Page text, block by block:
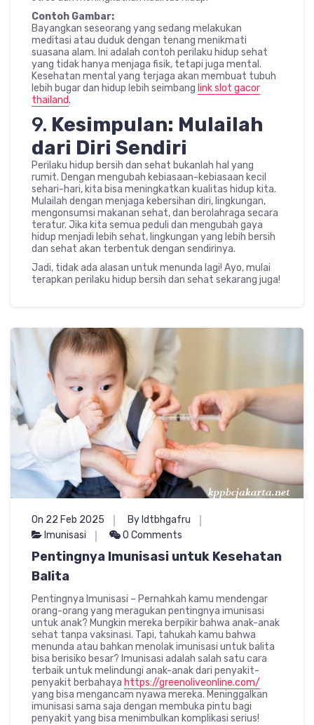
Contoh Gambar:
Bayangkan seseorang yang sedang melakukan
meditasi atau duduk dengan tenang menikmati
suasana alam. Ini adalah contoh perilaku hidup sehat
yang tidak hanya menjaga fisik, tetapi juga mental.
Kesehatan mental yang terjaga akan membuat tubuh
lebih bugar dan hidup lebih seimbang link slot gacor
thailand.
9. Kesimpulan: Mulailah
dari Diri Sendiri
Perilaku hidup bersih dan sehat bukanlah hal yang
rumit. Dengan mengubah kebiasaan-kebiasaan kecil
sehari-hari, kita bisa meningkatkan kualitas hidup kita.
Mulailah dengan menjaga kebersihan diri, lingkungan,
mengonsumsi makanan sehat, dan berolahraga secara
teratur. Jika kita semua peduli dan mengubah gaya
hidup menjadi lebih sehat, lingkungan yang lebih bersih
dan sehat akan terbentuk dengan sendirinya.
Jadi, tidak ada alasan untuk menunda lagi! Ayo, mulai
terapkan perilaku hidup bersih dan sehat sekarang juga!
On 22 Feb 2025
By ldtbhgafru
Imunisasi
0 Comments
Pentingnya Imunisasi untuk Kesehatan
Balita
Pentingnya Imunisasi – Pernahkah kamu mendengar
orang-orang yang meragukan pentingnya imunisasi
untuk anak? Mungkin mereka berpikir bahwa anak-anak
sehat tanpa vaksinasi. Tapi, tahukah kamu bahwa
menunda atau bahkan menolak imunisasi untuk balita
bisa berisiko besar? Imunisasi adalah salah satu cara
terbaik untuk melindungi anak-anak dari penyakit-
penyakit berbahaya https://greenoliveonline.com/
yang bisa mengancam nyawa mereka. Meninggalkan
imunisasi sama saja dengan membuka pintu bagi
penyakit yang bisa menimbulkan komplikasi serius!